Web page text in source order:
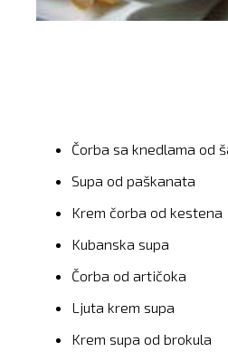
Čorba sa knedlama od
Supa od paškanata
Krem čorba od kestena
Kubanska supa
Čorba od artičoka
Ljuta krem supa
Krem supa od brokula